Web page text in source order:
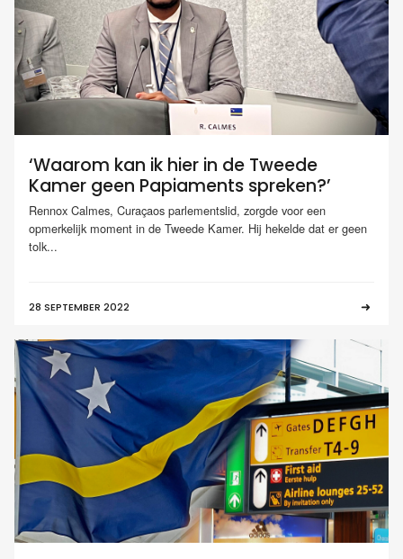
‘Waarom kan ik hier in de Tweede
Kamer geen Papiaments spreken?’
Rennox Calmes, Curaçaos parlementslid, zorgde voor een
opmerkelijk moment in de Tweede Kamer. Hij hekelde dat er geen
tolk...
28 SEPTEMBER 2022